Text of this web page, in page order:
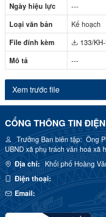
Ngày hiệu lực
---
Loại văn bản
Kế hoạch
File đính kèm
133/
Mô tả
---
Xem trước file
CỔNG THÔNG TIN
Trưởng Ban biên tập:Ông
UBND xã phụ trách văn hoá xã
Địa chỉ: Khối phố Hoàng
Điện thoại:
Email: